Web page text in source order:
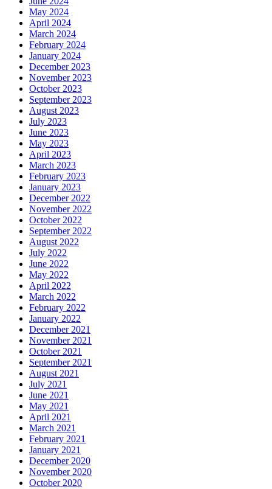
May 2024
April 2024
March 2024
February 2024
January 2024
December 2023
November 2023
October 2023
September 2023
August 2023
July 2023
June 2023
May 2023
April 2023
March 2023
February 2023
January 2023
December 2022
November 2022
October 2022
September 2022
August 2022
July 2022
June 2022
May 2022
April 2022
March 2022
February 2022
January 2022
December 2021
November 2021
October 2021
September 2021
August 2021
July 2021
June 2021
May 2021
April 2021
March 2021
February 2021
January 2021
December 2020
November 2020
October 2020